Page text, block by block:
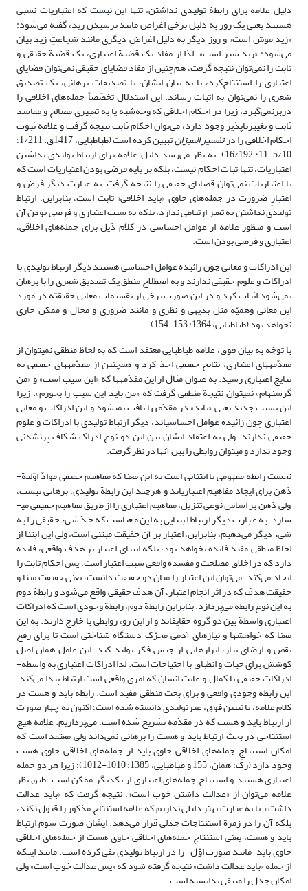
دلیل علامه برای رابطة تولیدی نداشتن، تنها این نیست که اعتباریات نسبی
هستند یعنی یک‌ روز به دلیل برخی‌ اغراض مانند ترسیدن زید،‌ گفته می‌شود:‌
«زید موش‌ است‌» و روز دیگر به دلیل اغراض‌ دیگری مانند شجاعتِ زید بیان
می‌شود:‌ «زید شیر است». لذا از مفاد یک‌ قضیة‌ اعتباری‌، یک‌ قضیة‌ حقیقی و
ثابت‌ را نمی‌توان‌ نتیجه‌ گرفت‌، هم‌چنین‌ از مفاد قضایای‌ حقیقی‌ نمی‌توان‌ قضایای‌
اعتباری‌ را استنتاج‌کرد، یا به‌ بیانِ‌ ایشان،‌ با‌ تصدیقات‌ برهانی‌، یک‌ تصدیق‌
شعری‌ را نمی‌توان‌ به‌ اثبات‌ رساند. این استدلال تخصّصاً جمله‌های اخلاقی را
دربرنمی‌گیرد، زیرا در احکام اخلاقی که وجه‌شبه یا به تعبیری مصالح و مفاسد
ثابت و تغییرناپذیر وجود دارد، می‌توان احکام ثابت نتیجه گرفت و علامه ثبوت
احکام اخلاقی را درتفسیر المیزان تبیین کرده است (طباطبایی، 1417ق. 1/211؛
5/10-11؛ 16/192). به نظر می‌رسد دلیلِ علامه برای ارتباط تولیدی نداشتن
اعتباریات، تنها ثبات احکام نیست، بلکه بر پایة فرضی بودن اعتباریات است که
با اعتباریات نمی‌توان قضایای حقیقی را نتیجه گرفت. به عبارت دیگر فرض و
اعتبارِ ضرورت در جمله‌های حاوی «باید اخلاقی» ثابت است، بنابراین، ارتباط
تولیدی نداشتن به تغیر ارتباطی ندارد، بلکه به سبب اعتباری و فرضی بودن آن
است و منظور علامه از عوامل احساسی در کلام ذیل برای جمله‌های اخلاقی،
اعتباری و فرضی بودن است.
این ادراکات و معانی چون زائیده عوامل احساسی هستند دیگر ارتباط تولیدی با
ادراکات و علوم حقیقی ندارند و به اصطلاح منطق یک تصدیق شعری را با برهان
نمی‌شود اثبات کرد و در این صورت برخی از تقسیمات معانی حقیقیّه در مورد
این معانی وهمیّه مثل بدیهی و نظری و مانند ضروری و محال و ممکن جاری
نخواهد بود (طباطبایی، 1364: 153-154).
با توجّه به بیان فوق، علامه طباطبایی معتقد است که به لحاظ منطقی نمی­توان از
مقدّمه­های اعتباری، نتایج حقیقی اخذ کرد و همچنین از مقدّمه­های حقیقی به
نتایج اعتباری رسید. به عنوان مثال از این مقدّمه­ها که «این سیب است» و «من
گرسنه­ام» نمی­توان نتیجة منطقی گرفت که «من باید این سیب را بخورم». زیرا
این نسبت جدید یعنی «باید» در مقدّمه­ها یافت نمی­شود و این ادراکات و معانی
اعتباری چون زائیده­ عوامل احساسی­اند، دیگر ارتباط تولیدی با ادراکات و علوم
حقیقی ندارند. ولی به اعتقاد ایشان بین این دو نوع ادراک شکاف پرنشدنی
وجود ندارد و می­توان روابطی را بین آنها در نظر گرفت.
نخست رابطه­ مفهومی یا ابتنایی است به این معنا که مفاهیم حقیقی موادّ اوّلیة­
ذهن برای ایجاد مفاهیم اعتباری­اند و هرچند این رابطة­ تولیدی، برهانی نیست،
ولی ذهن بر اساس نوعی تنزیل، مفاهیم اعتباری را از طریق مفاهیم حقیقی می­
سازد. به عبارت دیگر ارتباط ابتنایی به این معناست که حدّ شیء حقیقی را به
شیء دیگر می‌دهیم، بنابراین، اعتبار بر آن حقیقت مبتنی است، ولی این ابتنا از
لحاظ منطقی مفید فایده نخواهد بود، بلکه ابتنای اعتبار بر هدف واقعی، فایده
دارد که در اخلاق مصلحت و مفسده واقعی سبب اعتبار است، پس احکام ثابت را
ایجاد می‌کند. می‌توان این اعتبار را میان دو حقیقت دانست، یعنی حقیقت مبنا و
حقیقت هدف که در اثر انجام اعتبار، آن هدف حقیقی واقع می‌شود و رابطة‌ دوم
به این نوع رابطه می‌پردازد. بنابراین رابطة دوم، رابطة­ وجودی است که ادراکات
اعتباری واسطة­ بین دو گروه حقایق­اند و از این رو، روابطی با خارج دارند. به این
معنا که خواهش­ها و نیازهای آدمی محرّک دستگاه شناختی است تا برای رفع
نقص و ارضای نیاز، ابزارهایی از جنس فکر تولید کند. این عامل همان اصل
کوشش برای حیات و انطباق با احتیاجات است. لذا ادراکات اعتباری به واسطة­
ادراکات حقیقی با کمال و غایت انسان که امری واقعی است ارتباط پیدا می‌کند.
این رابطة وجودی واقعی و برای بحث منطقی مفید است. رابطة باید و هست در
کلام علامه، با تبیین فوق، غیرتولیدی دانسته شده است؛ اکنون به چهار صورت
از ارتباط باید و هست که در مقدّمه تشریح شده است، می‌پردازیم. علامه هیچ
استنتاجی در بحث ارتباط باید و هست را برهانی نمی‌داند ولی معتقد است که
امکان استنتاجِ جمله‌های اخلاقی حاوی باید از جمله‌های اخلاقی حاوی هست
وجود دارد (رک: همان، 155 و طباطبایی، 1385: 1010-1012)؛ زیرا هر دو جمله
اعتباری هستند و استنتاج جمله‌های اعتباری از یکدیگر ممکن است. طبق نظر
علامه می‌توان از «عدالت داشتن خوب است»، نتیجه گرفت که «باید عدالت
داشت». یا به عبارت بهتر دلیلی نداریم که علامه استنتاج مذکور را قبول نکند،
بلکه آن را در زمرة استنتاجات جدلی قرار می‌دهد.‌ ایشان صورت سوم ارتباط
باید و هست، یعنی استنتاجِ جمله‌های اخلاقی حاوی هست از جمله‌های اخلاقی
حاوی باید-‌مانند صورت اوّل- را در ارتباط تولیدی نفی کرده است. مانند اینکه
از جملة «باید عدالت داشت» نتیجه گرفته شود که «پس عدالت خوب است» ولی
امکان جدل را منتفی ندانسته است.